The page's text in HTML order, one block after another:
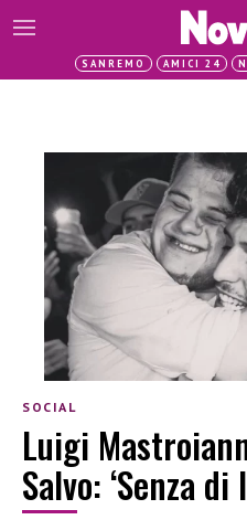
SANREMO AMICI 24
SOCIAL
Luigi
Salvo: ‘Senza